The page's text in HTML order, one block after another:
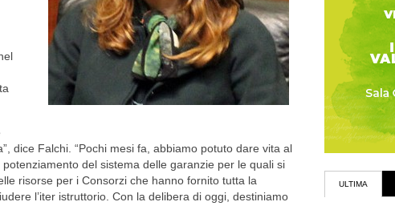
dice Falchi. “Pochi mesi fa, abbiamo potuto dare vita al
del sistema delle garanzie per le quali si
risorse per i Consorzi che hanno fornito tutta la
l’iter istruttorio. Con la delibera di oggi, destiniamo
ULTIMA